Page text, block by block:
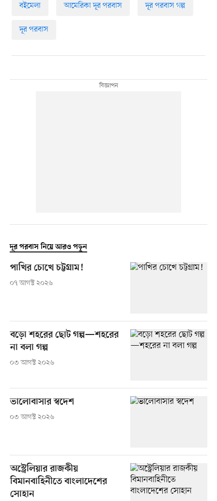
বইমেলা আমেরিকা দূর পরবাস দূর পরবাস গল্প
দূর পরবাস
দূর পরবাস নিয়ে আরও পড়ুন
পাখির চোখে চট্টগ্রাম!
০৭ আগস্ট ২০২৬
বড়ো শহরের ছোট গল্প—শহরের
না বলা গল্প
০৩ আগস্ট ২০২৬
ভালোবাসার স্বদেশ
০৩ আগস্ট ২০২৬
অস্ট্রেলিয়ার রাজকীয়
বিমানবাহিনীতে বাংলাদেশের
সোহান